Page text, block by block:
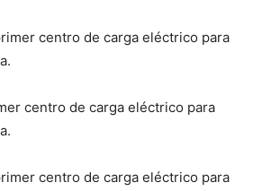
centro de carga eléctrico para